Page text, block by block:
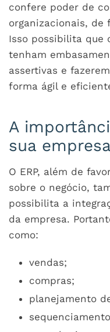
confere poder de
organizacionais,
Isso possibilita que
tenham
assertivas e
forma ágil e
A
sua empresa
O ERP, além de
sobre o negócio,
possibilita a
da empresa.
como:
vendas;
compras;
planejamento